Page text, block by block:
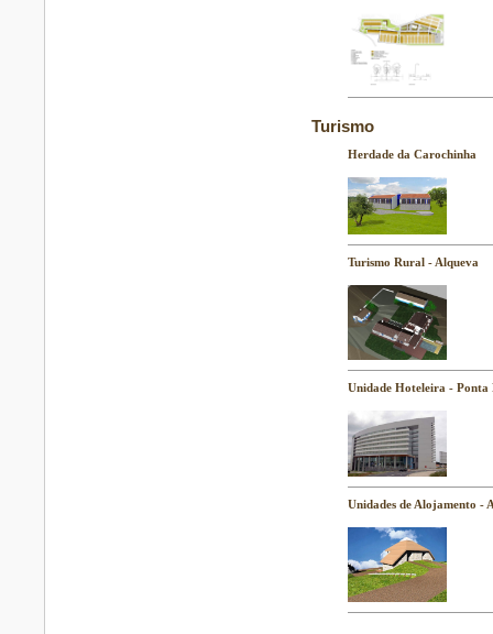
Turismo
Herdade da Carochinha
Turismo Rural - Alqueva
Unidade Hoteleira - Ponta
Unidades de Alojamento -